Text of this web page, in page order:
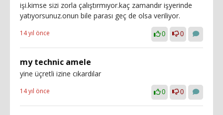
işi.kimse sizi zorla çalıştırmıyor.kaç zamandır işyerinde
yatıyorsunuz.onun bile parası geç de olsa veriliyor.
14 yıl önce 0 0
my technic amele
yine üçretli izine cıkardılar
14 yıl önce 0 0